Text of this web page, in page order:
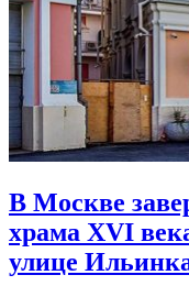
В Москве
храма XVI
улице